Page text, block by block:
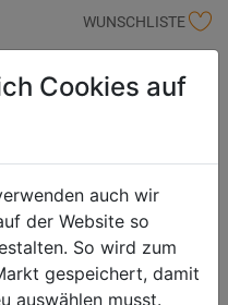
WUNSCHLISTE
6-lagig NTS System - kein
verdrehen und verknoten
ja
max. 6 bar
Cookies auf
auch wir
der Website so
So wird zum
gespeichert, damit
auswählen musst.